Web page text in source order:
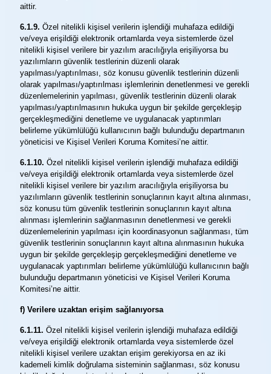
aittir.
6.1.9. Özel nitelikli kişisel verilerin işlendiği muhafaza edildiği
ve/veya erişildiği elektronik ortamlarda veya sistemlerde özel
nitelikli kişisel verilere bir yazılım aracılığıyla erişiliyorsa bu
yazılımların güvenlik testlerinin düzenli olarak
yapılması/yaptırılması, söz konusu güvenlik testlerinin düzenli
olarak yapılması/yaptırılması işlemlerinin denetlenmesi ve gerekli
düzenlemelerinin yapılması, güvenlik testlerinin düzenli olarak
yapılması/yaptırılmasının hukuka uygun bir şekilde gerçekleşip
gerçekleşmediğini denetleme ve uygulanacak yaptırımları
belirleme yükümlülüğü kullanıcının bağlı bulunduğu departmanın
yöneticisi ve Kişisel Verileri Koruma Komitesi’ne aittir.
6.1.10. Özel nitelikli kişisel verilerin işlendiği muhafaza edildiği
ve/veya erişildiği elektronik ortamlarda veya sistemlerde özel
nitelikli kişisel verilere bir yazılım aracılığıyla erişiliyorsa bu
yazılımların güvenlik testlerinin sonuçlarının kayıt altına alınması,
söz konusu tüm güvenlik testlerinin sonuçlarının kayıt altına
alınması işlemlerinin sağlanmasının denetlenmesi ve gerekli
düzenlemelerinin yapılması için koordinasyonun sağlanması, tüm
güvenlik testlerinin sonuçlarının kayıt altına alınmasının hukuka
uygun bir şekilde gerçekleşip gerçekleşmediğini denetleme ve
uygulanacak yaptırımları belirleme yükümlülüğü kullanıcının bağlı
bulunduğu departmanın yöneticisi ve Kişisel Verileri Koruma
Komitesi’ne aittir.
f) Verilere uzaktan erişim sağlanıyorsa
6.1.11. Özel nitelikli kişisel verilerin işlendiği muhafaza edildiği
ve/veya erişildiği elektronik ortamlarda veya sistemlerde özel
nitelikli kişisel verilere uzaktan erişim gerekiyorsa en az iki
kademeli kimlik doğrulama sisteminin sağlanması, söz konusu